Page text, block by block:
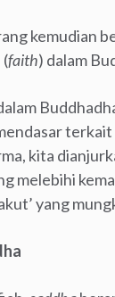
kemudian
(faith) dalam
terkait
kita
melebihi
yang